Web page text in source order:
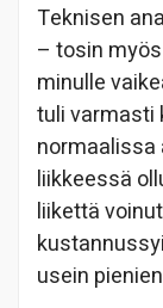
Teknisen
– tosin
minulle
tuli varmasti
normaalissa
liikkeessä
liikettä
usein